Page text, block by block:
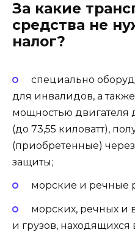
За какие
средства не
налог?
специально
для инвалидов, а
мощностью двигателя
(до 73,55 киловатт),
(приобретенные)
защиты;
морские и речные
морских, речных и
и грузов, находящихся